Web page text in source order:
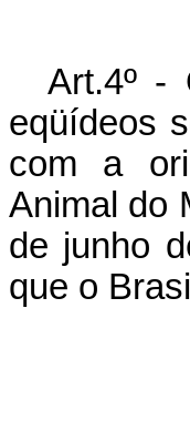
Art.4º -
eqüídeos
com a
Animal do
de junho
que o